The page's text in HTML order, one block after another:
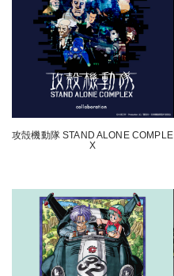
攻殻機動隊 STAND ALONE COMPLE
X